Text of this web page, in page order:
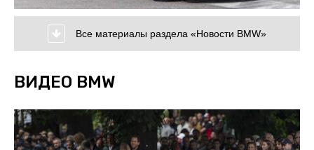
Все материалы раздела «Новости BMW»
ВИДЕО BMW